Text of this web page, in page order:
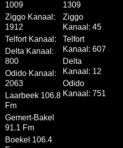
1009
Ziggo Kanaal:
1912
Telfort Kanaal:
Delta Kanaal:
800
Odido Kanaal:
2063
Laarbeek 106.8
Fm
Gemert-Bakel
91.1 Fm
Boekel 106.4
1309
Ziggo
Kanaal: 45
Telfort
Kanaal: 607
Delta
Kanaal: 12
Odido
Kanaal: 751